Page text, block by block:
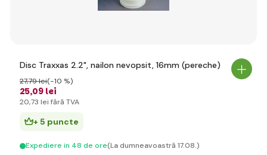
Disc Traxxas 2.2", nailon nevopsit, 16mm (pereche)
25,09 lei
27,79 lei(-10 %)
20,73 lei fără TVA
+ 5 puncte
Expediere in 48 de ore(La dumneavoastră 17.08.)